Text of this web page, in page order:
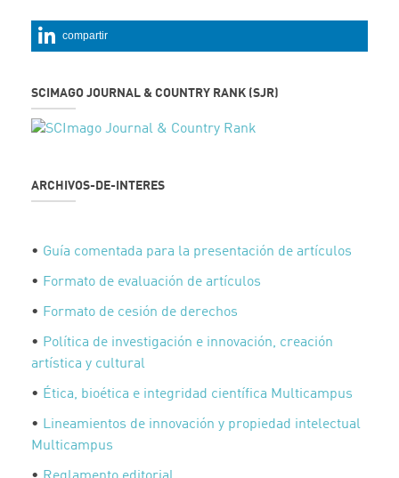
compartir
SCIMAGO JOURNAL & COUNTRY RANK (SJR)
ARCHIVOS-DE-INTERES
• Guía comentada para la presentación de artículos
• Formato de evaluación de artículos
• Formato de cesión de derechos
• Política de investigación e innovación, creación
artística y cultural
• Ética, bioética e integridad científica Multicampus
• Lineamientos de innovación y propiedad intelectual
Multicampus